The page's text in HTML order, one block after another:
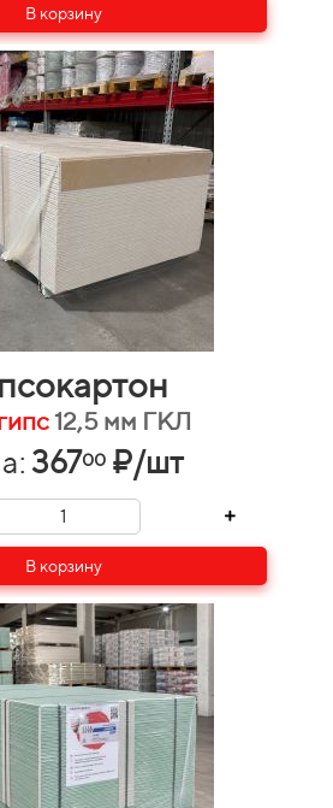
В корзину
12,5 мм ГКЛ
36700 ₽/шт
В корзину